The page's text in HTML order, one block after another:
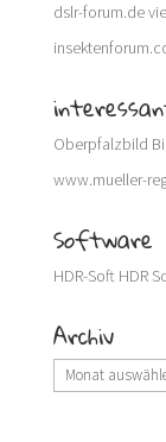
dslr-forum.de
Oberpfalzbild
www.mueller-
Software
HDR-SoftHDR
Archiv
Archiv